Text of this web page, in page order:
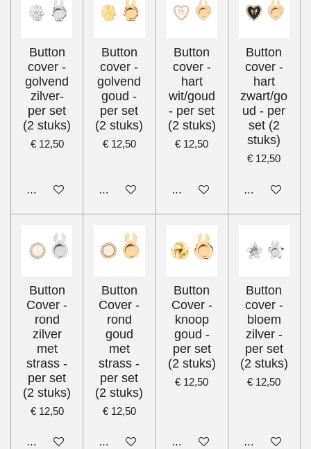
Button
cover -
golvend
zilver-
per set
(2 stuks)
€ 12,50
In winkelwagen
Button
cover -
golvend
goud -
per set
(2 stuks)
€ 12,50
In winkelwagen
Button
cover -
hart
wit/goud
- per set
(2 stuks)
€ 12,50
In winkelwagen
Button
cover -
hart
zwart/go
ud - per
set (2
stuks)
€ 12,50
In
Button
Cover -
rond
zilver
met
strass -
per set
(2 stuks)
€ 12,50
In winkelwagen
Button
Cover -
rond
goud
met
strass -
per set
(2 stuks)
€ 12,50
In winkelwagen
Button
Cover -
knoop
goud -
per set
(2 stuks)
€ 12,50
In winkelwagen
Button
cover -
bloem
zilver -
per set
(2 stuks)
€ 12,50
In